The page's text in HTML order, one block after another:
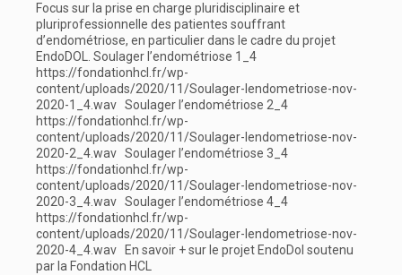
Focus sur la prise en charge pluridisciplinaire et
pluriprofessionnelle des patientes souffrant
d’endométriose, en particulier dans le cadre du projet
EndoDOL. Soulager l’endométriose 1_4
https://fondationhcl.fr/wp-
content/uploads/2020/11/Soulager-lendometriose-nov-
2020-1_4.wav Soulager l’endométriose 2_4
https://fondationhcl.fr/wp-
content/uploads/2020/11/Soulager-lendometriose-nov-
2020-2_4.wav Soulager l’endométriose 3_4
https://fondationhcl.fr/wp-
content/uploads/2020/11/Soulager-lendometriose-nov-
2020-3_4.wav Soulager l’endométriose 4_4
https://fondationhcl.fr/wp-
content/uploads/2020/11/Soulager-lendometriose-nov-
2020-4_4.wav En savoir + sur le projet EndoDol soutenu
par la Fondation HCL